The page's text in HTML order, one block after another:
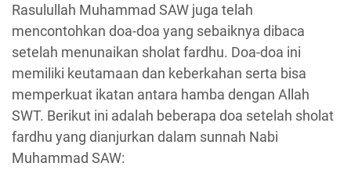
Rasulullah Muhammad SAW juga telah
mencontohkan doa-doa yang sebaiknya dibaca
setelah menunaikan sholat fardhu. Doa-doa ini
memiliki keutamaan dan keberkahan serta bisa
memperkuat ikatan antara hamba dengan Allah
SWT. Berikut ini adalah beberapa doa setelah sholat
fardhu yang dianjurkan dalam sunnah Nabi
Muhammad SAW: